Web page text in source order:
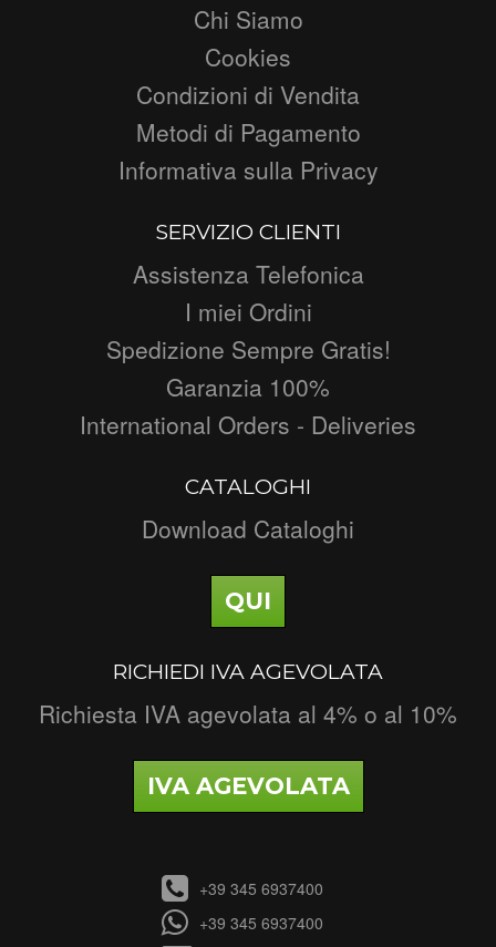
Chi Siamo
Cookies
Condizioni di Vendita
Metodi di Pagamento
Informativa sulla Privacy
SERVIZIO CLIENTI
Assistenza Telefonica
I miei Ordini
Spedizione Sempre Gratis!
Garanzia 100%
International Orders - Deliveries
CATALOGHI
Download Cataloghi
QUI
RICHIEDI IVA AGEVOLATA
Richiesta IVA agevolata al 4% o al 10%
IVA AGEVOLATA
+39 345 6937400
+39 345 6937400